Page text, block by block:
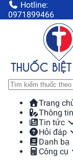
Hotline:
0971899466
Trang
Thông
Tin tức
Hỏi đáp
Danh bạ
Công cụ